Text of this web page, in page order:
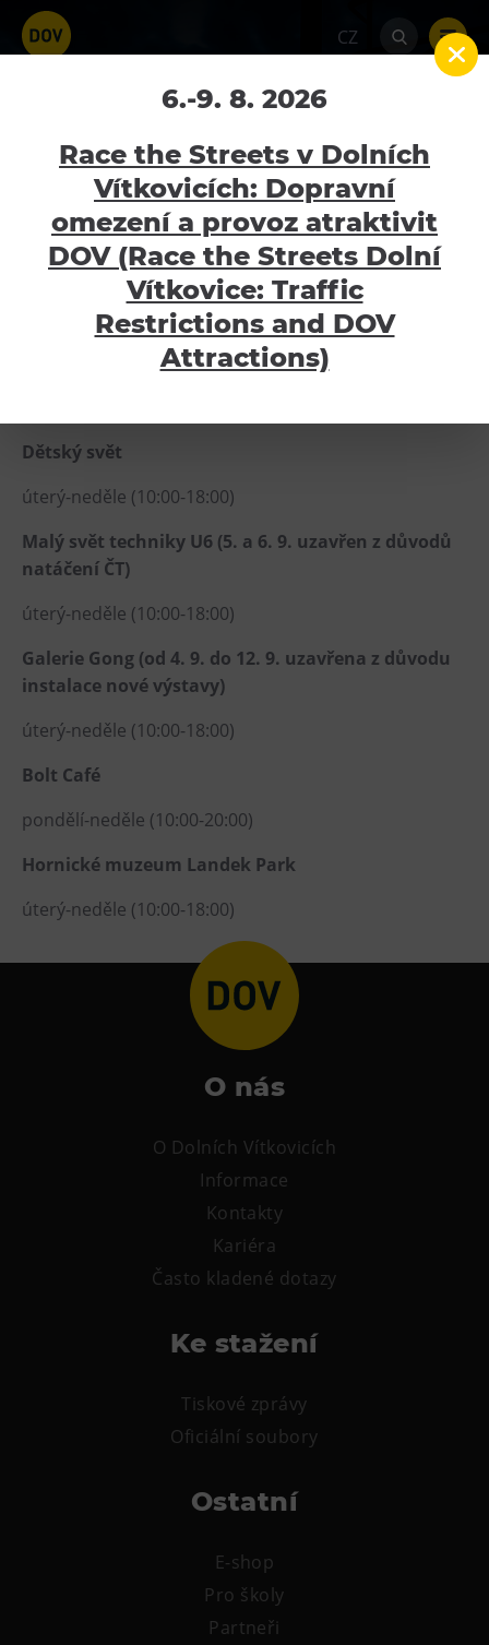
CZ
Otevírací doba atraktivit
DOV od 1. 9. 2023
Aktuality
Otevírací doba atraktivit
DOV od 1. 9. 2023
Atraktivity
Bolt Tower
Velký svět techniky
Malý svět techniky U6
Gong
Galerie Gong
Hornické muzeum
HopJump
Národní zemědělské muzeum
Fajna Dilna
FUTUREUM
Prohlídky
Dolní Vítkovice
Hornické muzeum
Občerstvení
Bolt Café
Kavárna Velký Svět techniky
Tematické dárkové poukazy
Milí návštěvníci, s novým školním rokem se mění také
otevírací doba našich atraktivit.
Velký svět techniky
Dětský svět
úterý-neděle (10:00-18:00)
Malý svět techniky U6 (5. a 6. 9. uzavřen z důvodů
natáčení ČT)
úterý-neděle (10:00-18:00)
Galerie Gong (od 4. 9. do 12. 9. uzavřena z důvodu
instalace nové výstavy)
úterý-neděle (10:00-18:00)
Bolt Café
pondělí-neděle (10:00-20:00)
Hornické muzeum Landek Park
úterý-neděle (10:00-18:00)
O nás
O Dolních Vítkovicích
Informace
Kontakty
Kariéra
Často kladené dotazy
Ke stažení
Tiskové zprávy
Oficiální soubory
Ostatní
E-shop
Pro školy
Partneři
6.-9. 8. 2026
Race the Streets v Dolních
Vítkovicích: Dopravní
omezení a provoz atraktivit
DOV (Race the Streets Dolní
Vítkovice: Traffic
Restrictions and DOV
Attractions)